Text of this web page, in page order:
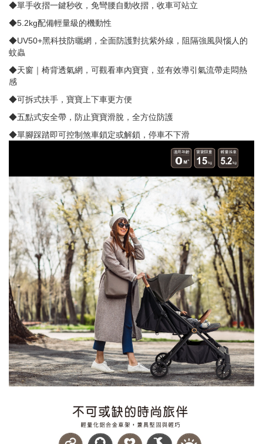
◆單手收摺一鍵秒收，免彎腰自動收摺，收車可站立
◆5.2kg配備輕量級的機動性
◆UV50+黑科技防曬網，全面防護對抗紫外線，阻隔強風與惱人的
蚊蟲
◆天窗｜椅背透氣網，可觀看車內寶寶，並有效導引氣流帶走悶熱
感
◆可拆式扶手，寶寶上下車更方便
◆五點式安全帶，防止寶寶滑脫，全方位防護
◆單腳踩踏即可控制煞車鎖定或解鎖，停車不下滑